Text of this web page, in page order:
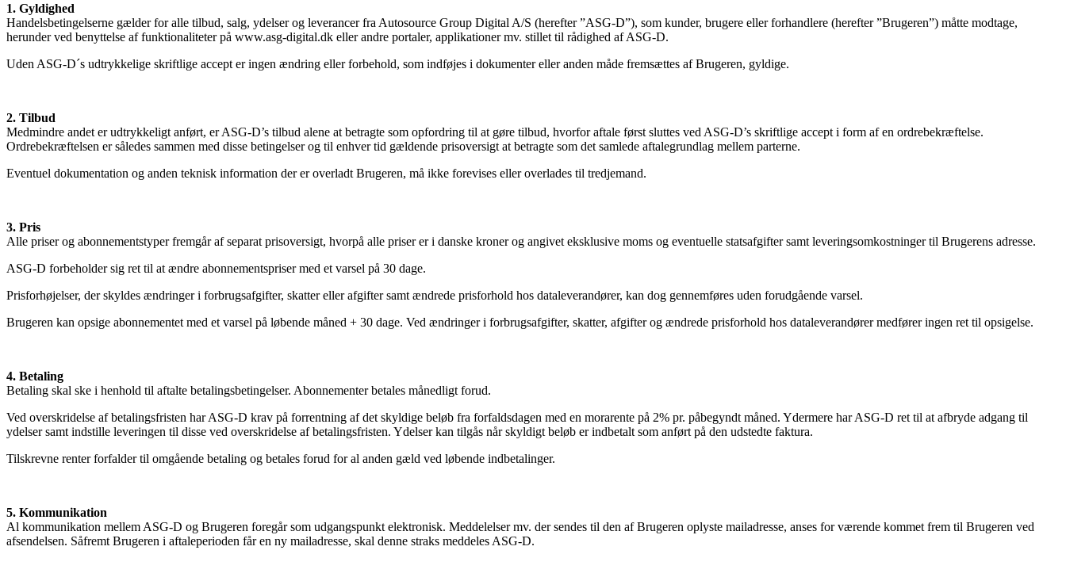
1. Gyldighed
Handelsbetingelserne gælder for alle tilbud, salg, ydelser og leverancer fra Autosource Group Digital A/S (herefter ”ASG-D”), som kunder, brugere eller forhandlere (herefter ”Brugeren”) måtte modtage,
herunder ved benyttelse af funktionaliteter på www.asg-digital.dk eller andre portaler, applikationer mv. stillet til rådighed af ASG-D.
Uden ASG-D´s udtrykkelige skriftlige accept er ingen ændring eller forbehold, som indføjes i dokumenter eller anden måde fremsættes af Brugeren, gyldige.
2. Tilbud
Medmindre andet er udtrykkeligt anført, er ASG-D’s tilbud alene at betragte som opfordring til at gøre tilbud, hvorfor aftale først sluttes ved ASG-D’s skriftlige accept i form af en ordrebekræftelse.
Ordrebekræftelsen er således sammen med disse betingelser og til enhver tid gældende prisoversigt at betragte som det samlede aftalegrundlag mellem parterne.
Eventuel dokumentation og anden teknisk information der er overladt Brugeren, må ikke forevises eller overlades til tredjemand.
3. Pris
Alle priser og abonnementstyper fremgår af separat prisoversigt, hvorpå alle priser er i danske kroner og angivet eksklusive moms og eventuelle statsafgifter samt leveringsomkostninger til Brugerens adresse.
ASG-D forbeholder sig ret til at ændre abonnementspriser med et varsel på 30 dage.
Prisforhøjelser, der skyldes ændringer i forbrugsafgifter, skatter eller afgifter samt ændrede prisforhold hos dataleverandører, kan dog gennemføres uden forudgående varsel.
Brugeren kan opsige abonnementet med et varsel på løbende måned + 30 dage. Ved ændringer i forbrugsafgifter, skatter, afgifter og ændrede prisforhold hos dataleverandører medfører ingen ret til opsigelse.
4. Betaling
Betaling skal ske i henhold til aftalte betalingsbetingelser. Abonnementer betales månedligt forud.
Ved overskridelse af betalingsfristen har ASG-D krav på forrentning af det skyldige beløb fra forfaldsdagen med en morarente på 2% pr. påbegyndt måned. Ydermere har ASG-D ret til at afbryde adgang til
ydelser samt indstille leveringen til disse ved overskridelse af betalingsfristen. Ydelser kan tilgås når skyldigt beløb er indbetalt som anført på den udstedte faktura.
Tilskrevne renter forfalder til omgående betaling og betales forud for al anden gæld ved løbende indbetalinger.
5. Kommunikation
Al kommunikation mellem ASG-D og Brugeren foregår som udgangspunkt elektronisk. Meddelelser mv. der sendes til den af Brugeren oplyste mailadresse, anses for værende kommet frem til Brugeren ved
afsendelsen. Såfremt Brugeren i aftaleperioden får en ny mailadresse, skal denne straks meddeles ASG-D.